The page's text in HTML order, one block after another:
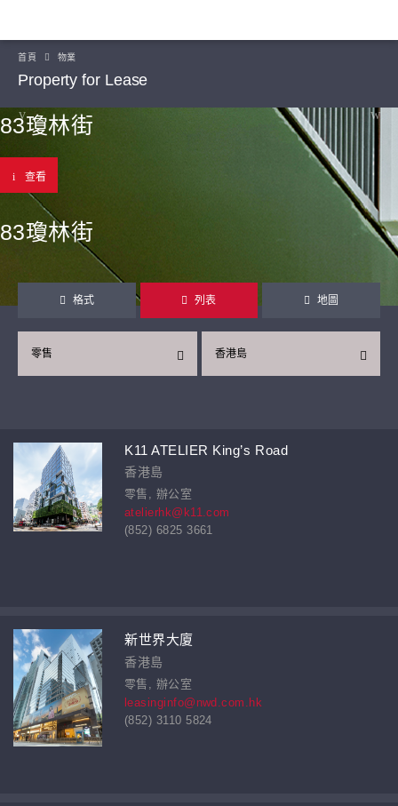
首頁 物業
Property for Lease
83瓊林街
查看
83瓊林街
格式 列表 地圖
香港島
零售
K11 ATELIER King’s Road
香港島
零售, 辦公室
atelierhk@k11.com
(852) 6825 3661
新世界大廈
香港島
零售, 辦公室
leasinginfo@nwd.com.hk
(852) 3110 5824